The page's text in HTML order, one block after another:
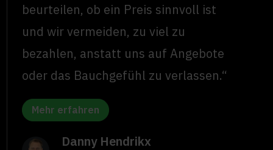
beurteilen, ob ein Preis sinnvoll ist
und wir vermeiden, zu viel zu
bezahlen, anstatt uns auf Angebote
oder das Bauchgefühl zu verlassen.“
Mehr erfahren
Danny Hendrikx